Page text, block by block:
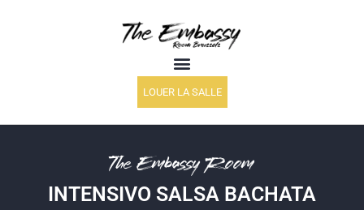
LOUER LA SALLE
The Embassy Room
INTENSIVO SALSA BACHATA